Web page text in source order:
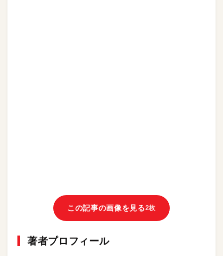
この記事の画像を見る2枚
著者プロフィール